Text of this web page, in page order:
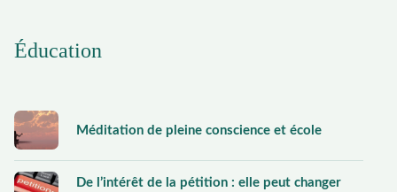
Éducation
Méditation de pleine conscience et école
De l’intérêt de la pétition : elle peut changer